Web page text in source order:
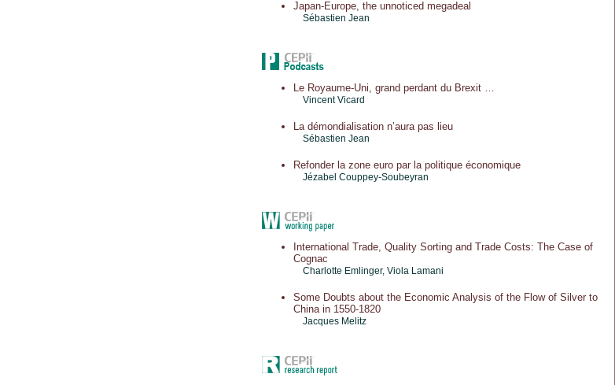
Japan-Europe, the unnoticed megadeal
Sébastien Jean
Le Royaume-Uni, grand perdant du Brexit …
Vincent Vicard
La démondialisation n’aura pas lieu
Sébastien Jean
Refonder la zone euro par la politique économique
Jézabel Couppey-Soubeyran
International Trade, Quality Sorting and Trade Costs: The Case of
Cognac
Charlotte Emlinger, Viola Lamani
Some Doubts about the Economic Analysis of the Flow of Silver to
China in 1550-1820
Jacques Melitz